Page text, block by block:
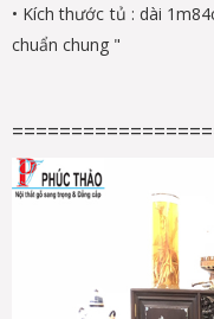
• Kích thước tủ : dài
chuẩn chung "